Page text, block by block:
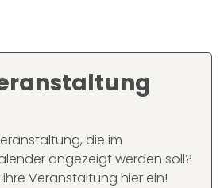
die im
angezeigt werden soll?
Veranstaltung hier ein!